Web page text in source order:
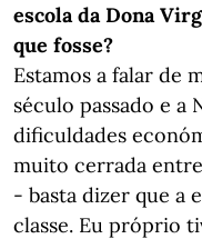
escola da Dona
que fosse?
Estamos a falar de
século passado e a
dificuldades
muito cerrada
- basta dizer que a
classe. Eu próprio